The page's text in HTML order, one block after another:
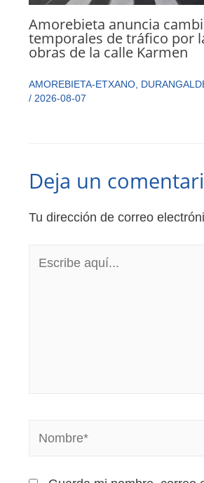
Amorebieta anuncia
temporales de tráfico por
obras de la calle Karmen
AMOREBIETA-ETXANO,
/ 2026-08-07
Deja un
Tu dirección de correo